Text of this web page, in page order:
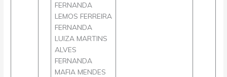
FERNANDA
LEMOS FERREIRA
FERNANDA
LUIZA MARTINS
ALVES
FERNANDA
MAFIA MENDES